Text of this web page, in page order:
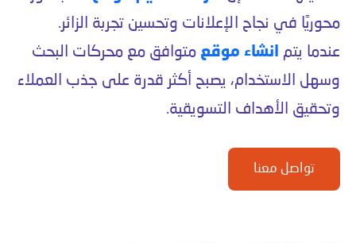
محوريًا في نجاح الإعلانات وتحسين تجربة الزائر.
عندما يتم
انشاء موقع متوافق مع محركات البحث
وسهل الاستخدام، يصبح أكثر قدرة على جذب العملاء
وتحقيق الأهداف التسويقية.
تواصل معنا